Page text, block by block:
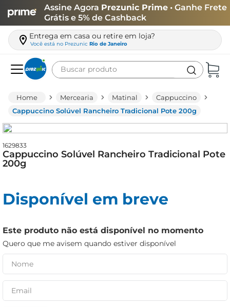
Assine Agora Prezunic Prime • Ganhe Frete
Grátis e 5% de Cashback
Entrega em casa ou retire em loja?
Você está no Prezunic Rio de Janeiro
Buscar produto
Mercearia Matinal
Cappuccino
Cappuccino Solúvel Rancheiro Tradicional Pote 200g
1629833
Cappuccino Solúvel Rancheiro Tradicional Pote
200g
Disponível em breve
Este produto não está disponível no momento
Quero que me avisem quando estiver disponível
leite
queijo
azeite
iogurte
papel higiênico
cerveja